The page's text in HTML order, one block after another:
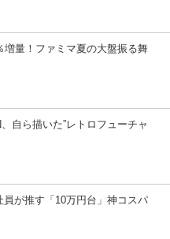
増量！ファミマ夏の大盤振る舞
自ら描いた”レトロフューチャ
員が推す「10万円台」神コスパ